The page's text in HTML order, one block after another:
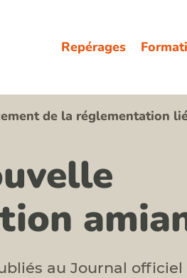
Repérages
de la réglementation
au Journal officiel